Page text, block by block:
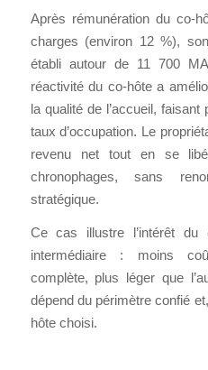
Après rémunération du co-
charges (environ 12 %),
établi autour de 11 700
réactivité du co-hôte a
la qualité de l’accueil,
taux d’occupation. Le
revenu net tout en se
chronophages, sans
stratégique.
Ce cas illustre l’intérêt du
intermédiaire : moins
complète, plus léger que
dépend du périmètre confié
hôte choisi.